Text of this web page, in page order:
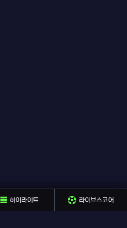
하이라이트 라이브스코어